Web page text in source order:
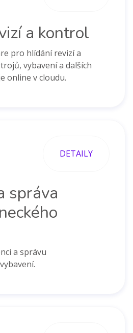
a kontrol
pro hlídání revizí a
vybavení a dalších
online v cloudu.
DETAILY
správa
a správu